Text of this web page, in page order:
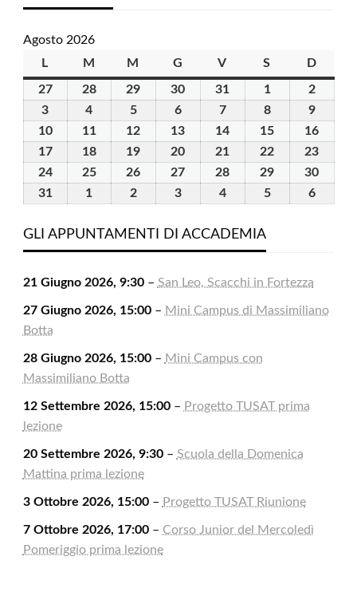
Agosto 2026
L
M martedì
M mercoledì
G giovedìV venerdì
S sabatoD
2727
Luglio
2026
2828
29 30 31 11
Agosto
2026
22
Agosto
2026
3
Agosto
2026
4
Agosto
2026
55
Agosto
2026
66
Agosto
2026
77
Agosto
2026
88
Agosto
2026
99
Agosto
2026
1010
Agosto
2026
1111
Agosto
2026
12
Agosto
13
Agosto
14
Agosto
15
Agosto
16
1717
Agosto
1818
Agosto
19
Agosto
20
Agosto
21
Agosto
22
Agosto
23
2424
Agosto
2525
Agosto
26
Agosto
27
Agosto
28
Agosto
29
Agosto
30
3131
2026
1
2026
22
2026
33
2026
44
2026
55
66
GLI APPUNTAMENTI DI ACCADEMIA
21 Giugno 2026, 9:30– San Leo, Scacchi in Fortezza
27 Giugno 2026, 15:00– Mini Campus di Massimiliano
Botta
28 Giugno 2026, 15:00– Mini Campus con
Massimiliano Botta
12 Settembre 2026, 15:00– Progetto TUSAT prima
lezione
20 Settembre 2026, 9:30– Scuola della Domenica
Mattina prima lezione
3 Ottobre 2026, 15:00– Progetto TUSAT Riunione
7 Ottobre 2026, 17:00– Corso Junior del Mercoledì
Pomeriggio prima lezione